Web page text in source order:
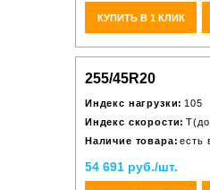
КУПИТЬ В 1 КЛИК
255/45R20
Индекс нагрузки: 105
Индекс скорости:
Наличие товара: есть
54 691 руб./шт.